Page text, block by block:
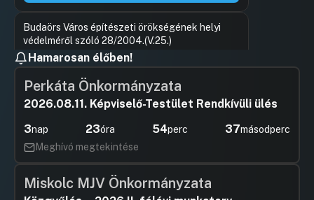
Budaörs Város építészeti örökségének helyi
védelméről szóló 28/2004.(V.25.)
önkormányzati rendelet módosítása
UGRÁS A NAPIREND ELEJÉRE
Felnőtt és gyermek személyes gondoskodást
24/2004.(IV.20.) rendelet módosítása
UGRÁS A NAPIREND ELEJÉRE
A digitális esélyegyenlőséget biztosító
támogatásról szóló 40/2005.(V.25.)
Hamarosan élőben!
Perkáta Önkormányzata
2026.08.11. Képviselő-Testület Rendkívüli ülés
3nap 23óra 54perc 37másodperc
Meghívó megtekintése
Miskolc MJV Önkormányzata